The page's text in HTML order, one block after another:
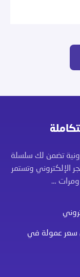
تضمن لك سلسلة
الإلكتروني وتستمر
ومرات …
سعر عمولة في